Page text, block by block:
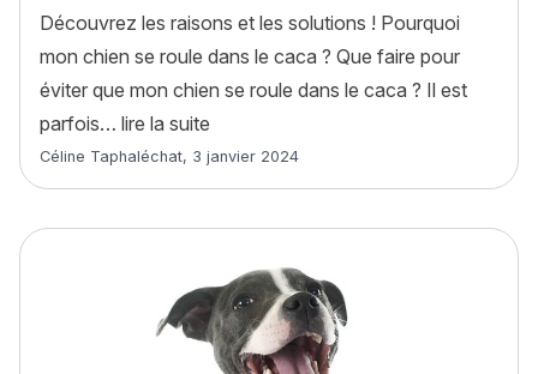
Découvrez les raisons et les solutions ! Pourquoi
mon chien se roule dans le caca ? Que faire pour
éviter que mon chien se roule dans le caca ? Il est
parfois… lire la suite
Article rédigé par
Céline Taphaléchat, 3 janvier 2024